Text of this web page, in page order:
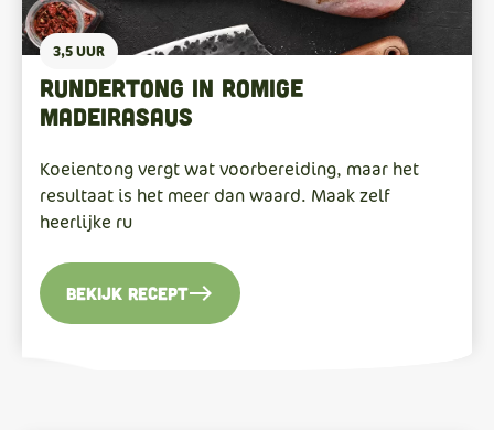
3,5 UUR
Rundertong in romige
madeirasaus
Koeientong vergt wat voorbereiding, maar het
resultaat is het meer dan waard. Maak zelf
heerlijke ru
Bekijk recepteast